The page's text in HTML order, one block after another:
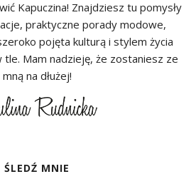
Kapuczina! Znajdziesz tu pomysły
praktyczne porady modowe,
pojęta kulturą i stylem życia
tle. Mam nadzieję, że zostaniesz ze
mną na dłużej!
ŚLEDŹ MNIE